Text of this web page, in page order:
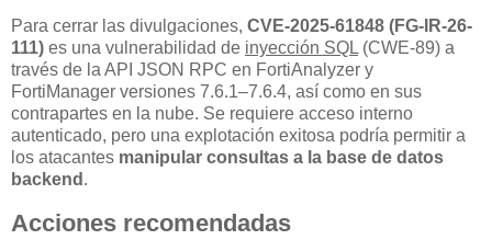
Para cerrar las divulgaciones, CVE-2025-61848 (FG-IR-26-
111) es una vulnerabilidad de inyección SQL (CWE-89) a
través de la API JSON RPC en FortiAnalyzer y
FortiManager versiones 7.6.1–7.6.4, así como en sus
contrapartes en la nube. Se requiere acceso interno
autenticado, pero una explotación exitosa podría permitir a
los atacantes manipular consultas a la base de datos
backend .
Acciones recomendadas